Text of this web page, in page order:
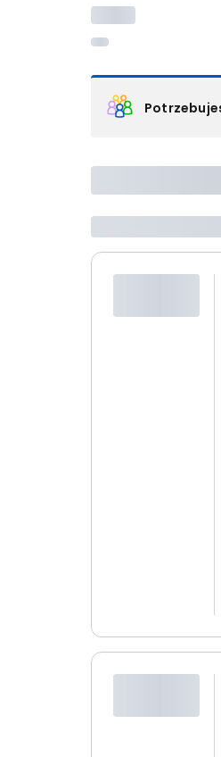
Wybierz jedną z
lubskontaktuj się z
Maksymalna liczba
Jeśli nie możesz